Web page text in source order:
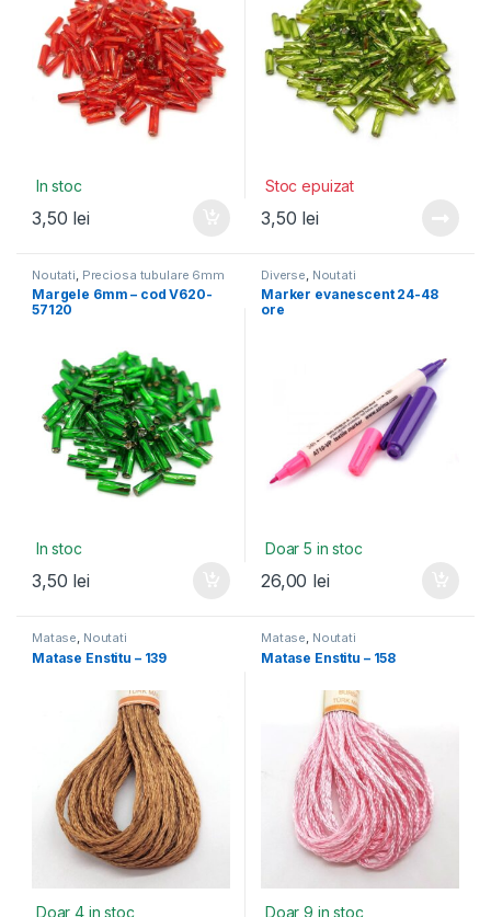
In stoc
3,50 lei
Stoc epuizat
3,50 lei
Noutati Preciosa tubulare 6mm
Margele 6mm – cod V620-
57120
In stoc
3,50 lei
Diverse Noutati
Marker evanescent 24-48
ore
Doar 5 in stoc
26,00 lei
Matase, Noutati
Matase Enstitu – 139
Doar 4 in stoc
Matase, Noutati
Matase Enstitu – 158
Doar 9 in stoc